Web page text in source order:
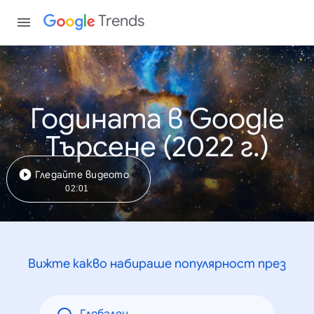
Trends
Годината в Google
Търсене (2022 г.)
Гледайте видеото
02:01
Вижте какво набираше популярност през